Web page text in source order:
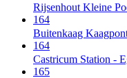
Rijsenhout Kleine
164
Buitenkaag
164
Castricum Station -
165